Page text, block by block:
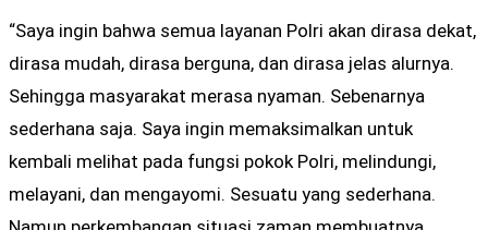
“Saya ingin bahwa semua layanan Polri akan dirasa dekat,
dirasa mudah, dirasa berguna, dan dirasa jelas alurnya.
Sehingga masyarakat merasa nyaman. Sebenarnya
sederhana saja. Saya ingin memaksimalkan untuk
kembali melihat pada fungsi pokok Polri, melindungi,
melayani, dan mengayomi. Sesuatu yang sederhana.